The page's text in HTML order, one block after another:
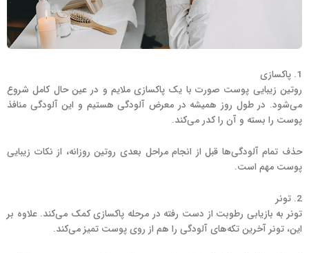
1. پاکسازی
روتین زیبایی پوست صورت با یک پاکسازی ملایم و در عین حال کامل شروع
می‌شود. در طول روز همیشه در معرض آلودگی هستیم و این آلودگی منافذ
پوست را بسته و آن را کدر می‌کند.
حذف تمام آلودگی‌ها قبل از انجام مراحل بعدی روتین روزانه، از نکات زیبایی
پوست مهم است.
2. تونر
تونر به بازیابی رطوبت از دست رفته در مرحله پاکسازی کمک می‌کند. علاوه بر
این، تونر آخرین تکه‌های آلودگی را هم از روی پوست تمیز می‌کند.